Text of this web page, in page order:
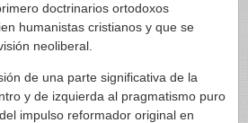
doctrinarios ortodoxos
humanistas cristianos y que se
neoliberal.
de una parte significativa de la
y de izquierda al pragmatismo puro
impulso reformador original en